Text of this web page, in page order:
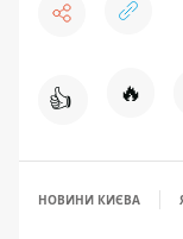
👍 🔥
НОВИНИ КИЄВА